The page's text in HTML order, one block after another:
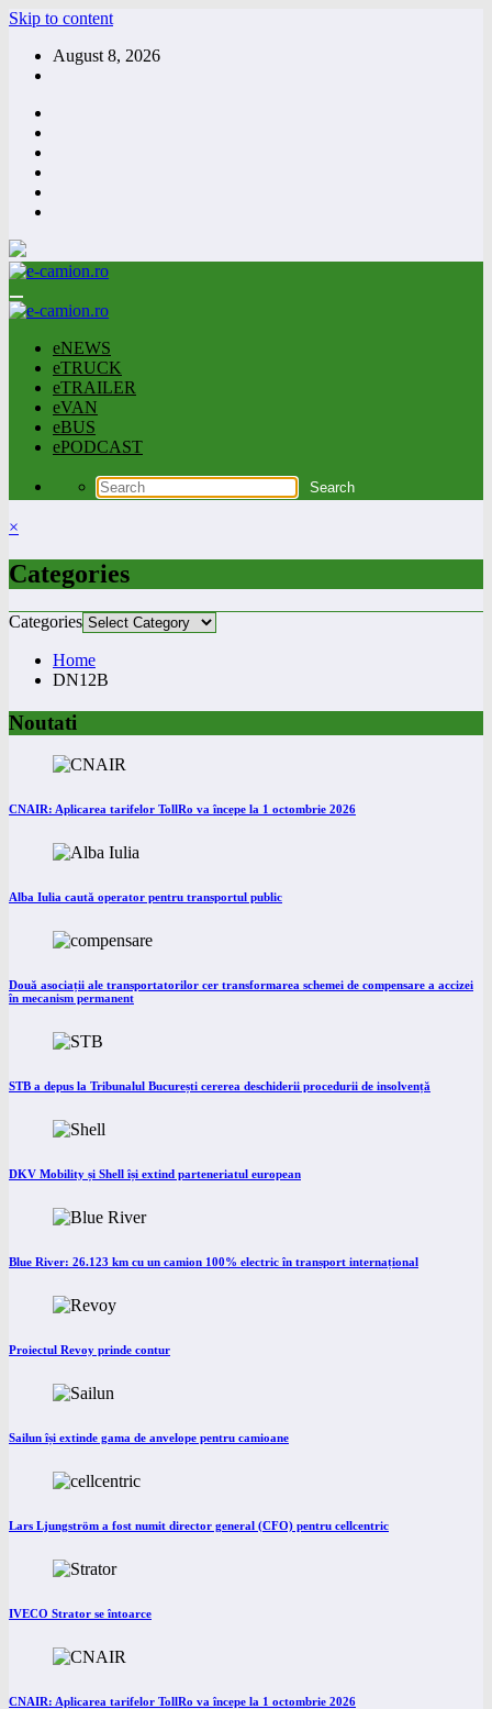
Skip to content
August 8, 2026
eNEWS
eTRUCK
eTRAILER
eVAN
eBUS
ePODCAST
×
Categories
Categories
Home
DN12B
Noutati
CNAIR: Aplicarea tarifelor TollRo va începe la 1 octombrie 2026
Alba Iulia caută operator pentru transportul public
Două asociații ale transportatorilor cer transformarea schemei de compensare a accizei
în mecanism permanent
STB a depus la Tribunalul București cererea deschiderii procedurii de insolvență
DKV Mobility și Shell își extind parteneriatul european
Blue River: 26.123 km cu un camion 100% electric în transport internațional
Proiectul Revoy prinde contur
Sailun își extinde gama de anvelope pentru camioane
Lars Ljungström a fost numit director general (CFO) pentru cellcentric
IVECO Strator se întoarce
CNAIR: Aplicarea tarifelor TollRo va începe la 1 octombrie 2026